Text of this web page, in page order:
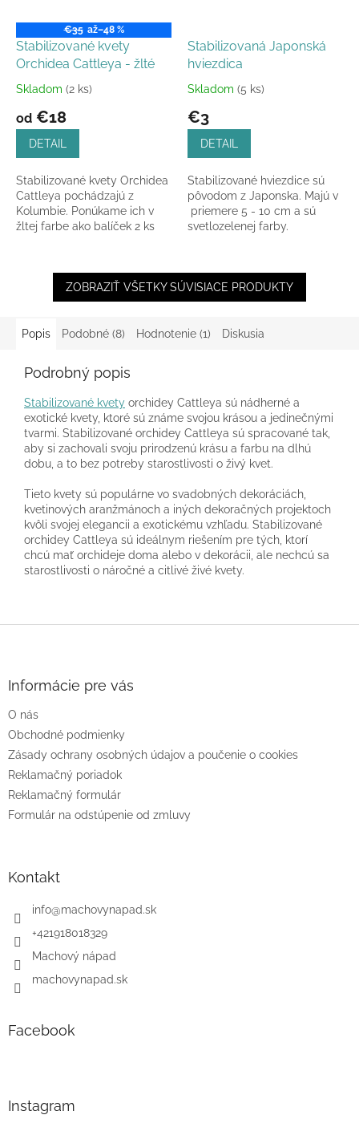
€35 až–48 %
Stabilizované kvety
Orchidea Cattleya - žlté
Priemerné
produktu
5
hviezdičiek.
Skladom (2 ks)
od €18
DETAIL
Stabilizované kvety Orchidea
Cattleya pochádzajú z
Kolumbie. Ponúkame ich v
žltej farbe ako balíček 2 ks
Stabilizovaná Japonská
hviezdica
Priemerné
produktu
5
hviezdičiek.
Skladom (5 ks)
€3
DETAIL
Stabilizované hviezdice sú
pôvodom z Japonska. Majú v
priemere 5 - 10 cm a sú
svetlozelenej farby.
ZOBRAZIŤ VŠETKY SÚVISIACE PRODUKTY
Popis Podobné (8) Hodnotenie (1) Diskusia
Podrobný popis
Stabilizované kvety orchidey Cattleya sú nádherné a
exotické kvety, ktoré sú známe svojou krásou a jedinečnými
tvarmi. Stabilizované orchidey Cattleya sú spracované tak,
aby si zachovali svoju prirodzenú krásu a farbu na dlhú
dobu, a to bez potreby starostlivosti o živý kvet.
Tieto kvety sú populárne vo svadobných dekoráciách,
kvetinových aranžmánoch a iných dekoračných projektoch
kvôli svojej elegancii a exotickému vzhľadu. Stabilizované
orchidey Cattleya sú ideálnym riešením pre tých, ktorí
chcú mať orchideje doma alebo v dekorácii, ale nechcú sa
starostlivosti o náročné a citlivé živé kvety.
e
Informácie pre vás
O nás
Obchodné podmienky
Zásady ochrany osobných údajov a poučenie o cookies
Reklamačný poriadok
Reklamačný formulár
Formulár na odstúpenie od zmluvy
Kontakt
info@machovynapad.sk
+421918018329
Machový nápad
machovynapad.sk
Facebook
Instagram